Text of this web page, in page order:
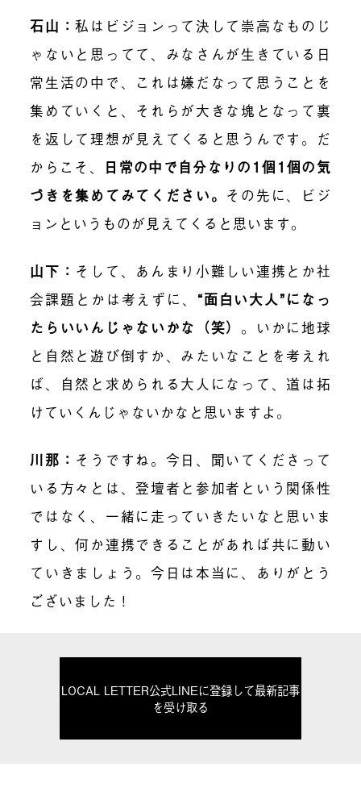
石山：私はビジョンって決して崇高なものじ
ゃないと思ってて、みなさんが生きている日
常生活の中で、これは嫌だなって思うことを
集めていくと、それらが大きな塊となって裏
を返して理想が見えてくると思うんです。だ
からこそ、
日常の中で自分なりの1個1個の気
づきを集めてみてください。 その先に、ビジ
ョンというものが見えてくると思います。
山下： そして、あんまり小難しい連携とか社
会課題とかは考えずに、 “面白い大人”になっ
たらいいんじゃないかな（笑） 。いかに地球
と自然と遊び倒すか、みたいなことを考えれ
ば、自然と求められる大人になって、道は拓
けていくんじゃないかなと思いますよ。
川那： そうですね。今日、聞いてくださって
いる方々とは、登壇者と参加者という関係性
ではなく、一緒に走っていきたいなと思いま
すし、何か連携できることがあれば共に動い
ていきましょう。今日は本当に、ありがとう
ございました！
LOCAL LETTER公式LINEに登録して最新記事
を受け取る